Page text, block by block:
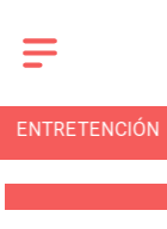
ENTRETENCIÓN